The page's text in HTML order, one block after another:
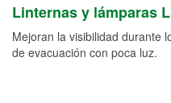
Linternas y lámparas
Mejoran la visibilidad durante
de evacuación con poca luz.